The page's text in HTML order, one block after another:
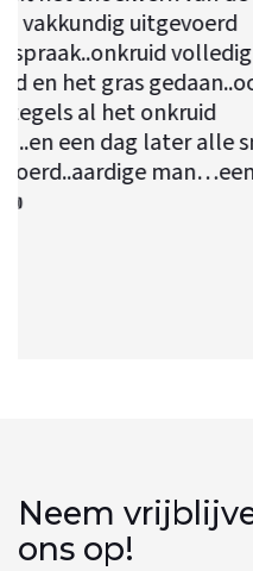
aanleggen en
dat heeft hij maar
Een aanrader!
- Henk-Reijer
Neem
ons op!